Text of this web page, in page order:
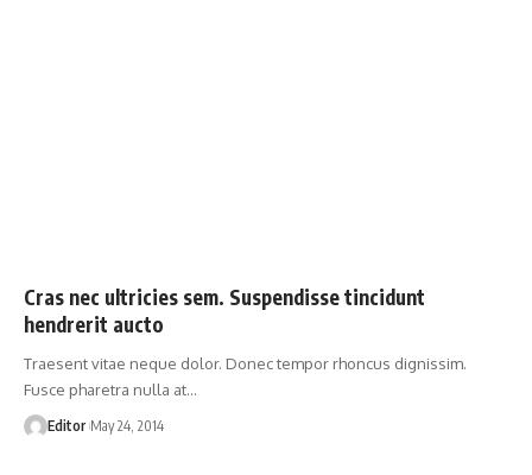
Cras nec ultricies sem. Suspendisse tincidunt
hendrerit aucto
Traesent vitae neque dolor. Donec tempor rhoncus dignissim.
Fusce pharetra nulla at…
Editor May 24, 2014